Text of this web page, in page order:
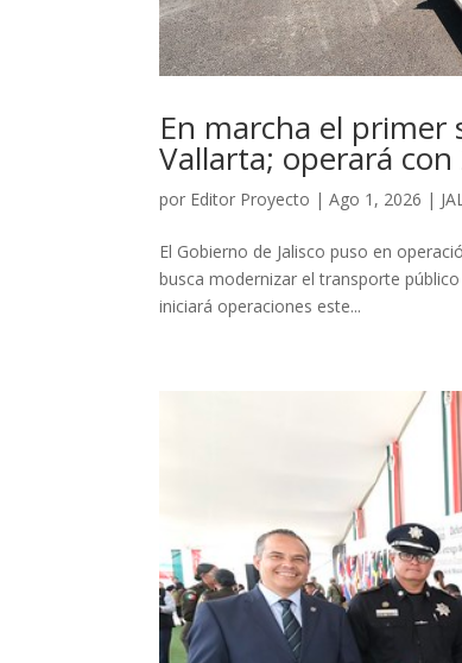
En marcha el
Vallarta; operará
por Editor Proyecto |Ago 1, 2026 |
El Gobierno de Jalisco puso en
busca modernizar el transporte
iniciará operaciones este...